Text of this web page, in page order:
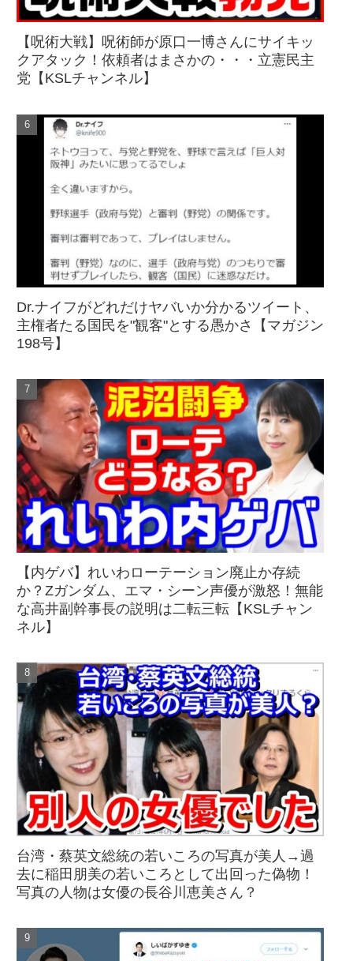
【呪術大戦】呪術師が原口一博さんにサイキッ
クアタック！依頼者はまさかの・・・立憲民主
党【KSLチャンネル】
Dr.ナイフがどれだけヤバいか分かるツイート、
主権者たる国民を"観客"とする愚かさ【マガジン
198号】
【内ゲバ】れいわローテーション廃止か存続
か？Zガンダム、エマ・シーン声優が激怒！無能
な高井副幹事長の説明は二転三転【KSLチャン
ネル】
台湾・蔡英文総統の若いころの写真が美人→過
去に稲田朋美の若いころとして出回った偽物！
写真の人物は女優の長谷川恵美さん？